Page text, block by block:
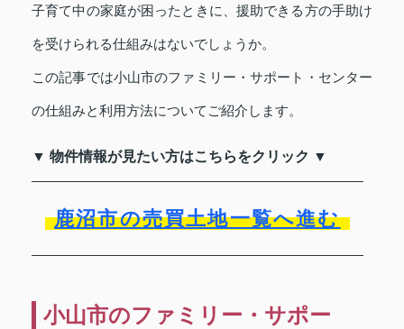
子育て中の家庭が困ったときに、援助できる方の手助け
を受けられる仕組みはないでしょうか。
この記事では小山市のファミリー・サポート・センター
の仕組みと利用方法についてご紹介します。
▼ 物件情報が見たい方はこちらをクリック ▼
鹿沼市の売買土地一覧へ進む
小山市のファミリー・サポー